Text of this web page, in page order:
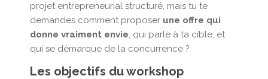
projet entrepreneurial structuré, mais tu te
demandes comment proposer une offre qui
donne vraiment envie, qui parle à ta cible, et
qui se démarque de la concurrence ?
Les objectifs du workshop